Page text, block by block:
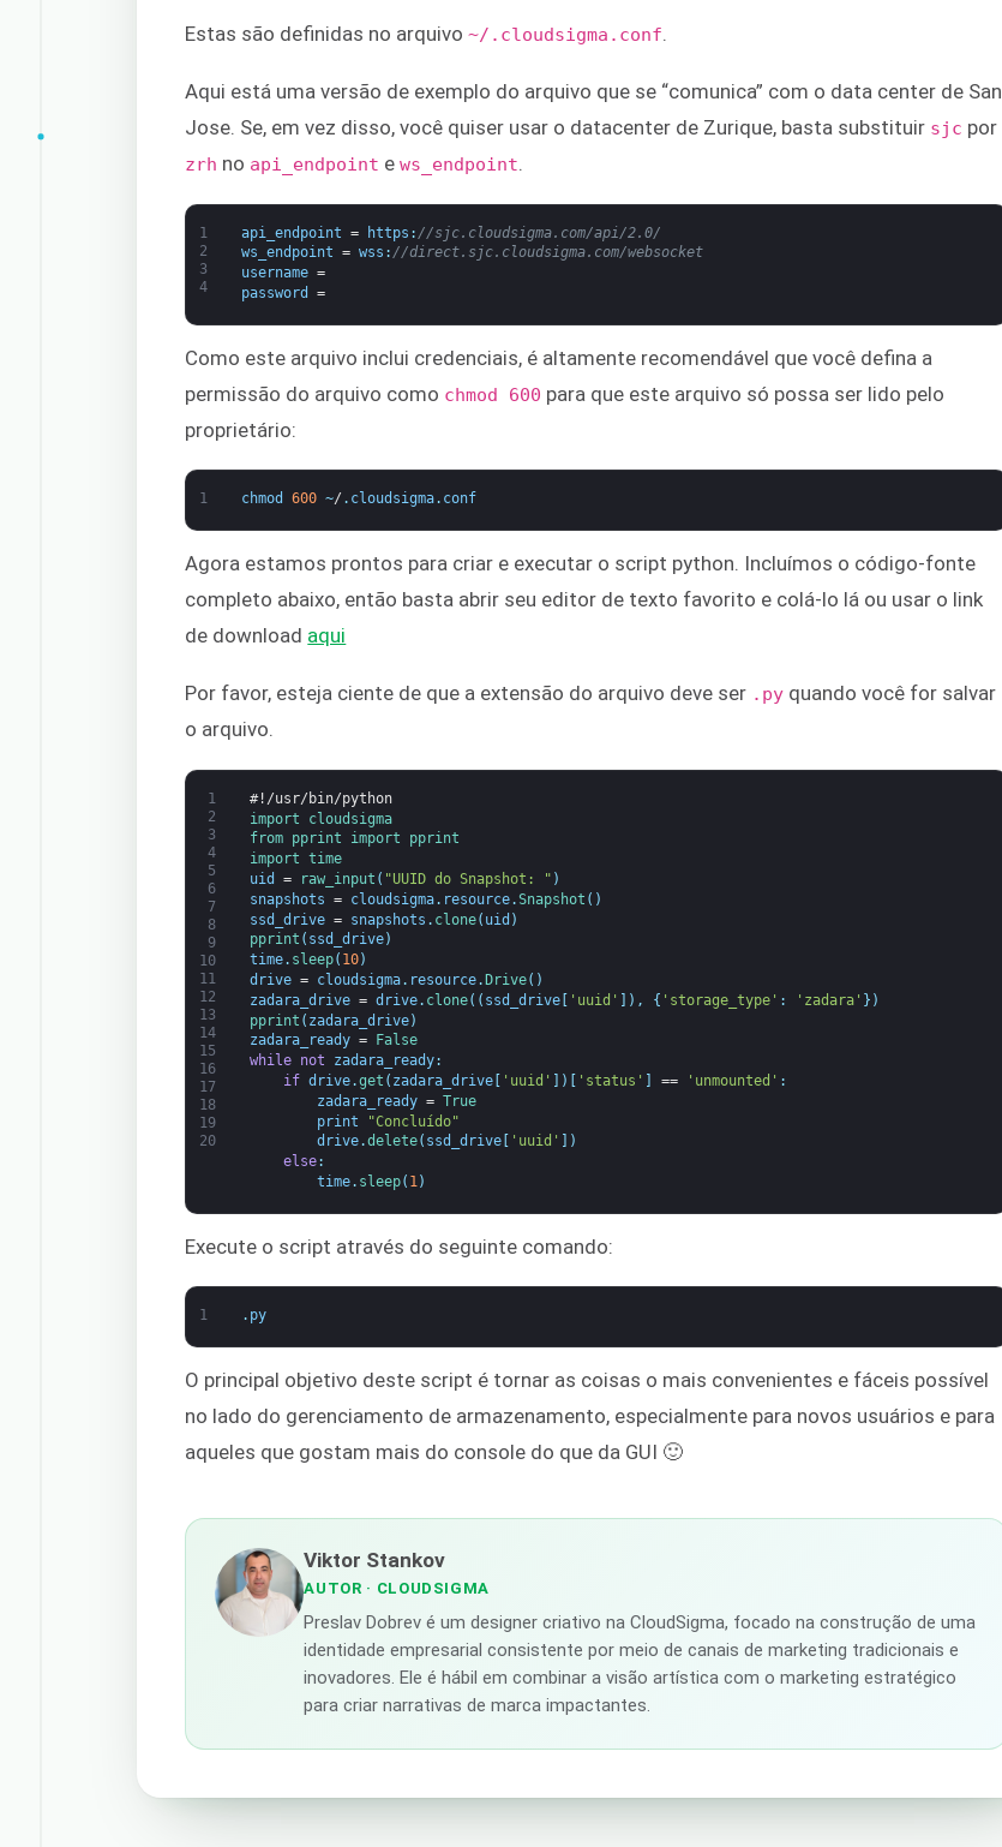
Estas são definidas no arquivo~/.cloudsigma.conf
Aqui está uma versão de exemplo do arquivo que se “comunica” com o data center de San
Jose. Se, em vez disso, você quiser usar o datacenter de Zurique, basta substituir sjc por
zrh no api_endpoint ews_endpoint.
1
2
3
4
api_endpoint = https : //sjc.cloudsigma.com/api/2.0/
ws_endpoint = wss : //direct.sjc.cloudsigma.com/websocket
username =
password
=
Como este arquivo inclui credenciais, é altamente recomendável que você defina a
permissão do arquivo como chmod 600 para que este arquivo só possa ser lido pelo
proprietário:
1 chmod 600 ~/ . cloudsigma. conf
Agora estamos prontos para criar e executar o script python. Incluímos o código-fonte
completo abaixo, então basta abrir seu editor de texto favorito e colá-lo lá ou usar o link
de download aqui
Por favor, esteja ciente de que a extensão do arquivo deve ser .py quando você for salvar
o arquivo.
1
2
3
4
5
6
7
8
9
10
11
12
13
14
15
16
17
18
19
20
#!/usr/bin/python
import cloudsigma
from pprint import pprint
import time
uid
= raw_input ( "UUID do Snapshot: " )
snapshots = cloudsigma. resource.Snapshot ( )
ssd_drive = snapshots . clone( uid )
pprint ( ssd_drive)
time. sleep( 10)
drive = cloudsigma. resource. Drive( )
zadara_drive = drive. clone( ( ssd_drive[ 'uuid' ] ) , { 'storage_type' : 'zadara' } )
pprint ( zadara_drive)
zadara_ready =
False
while not zadara_ready:
if drive.get ( zadara_drive[ 'uuid' ) 'status' == 'unmounted' :
zadara_ready = True
print
"Concluído"
drive.delete( ssd_drive[ 'uuid'
)
else:
time. sleep( 1)
Execute o script através do seguinte comando:
1 . py
O principal objetivo deste script é tornar as coisas o mais convenientes e fáceis possível
no lado do gerenciamento de armazenamento, especialmente para novos usuários e para
aqueles que gostam mais do console do que da GUI 🙂
Viktor Stankov
AUTOR · CLOUDSIGMA
Preslav Dobrev é um designer criativo na CloudSigma, focado na construção de uma
identidade empresarial consistente por meio de canais de marketing tradicionais e
inovadores. Ele é hábil em combinar a visão artística com o marketing estratégico
para criar narrativas de marca impactantes.